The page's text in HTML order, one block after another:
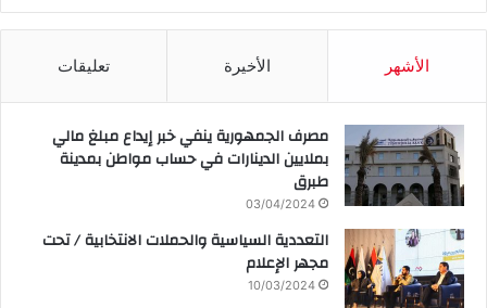
الأشهر الأخيرة تعليقات
مصرف الجمهورية ينفي خبر إيداع مبلغ مالي
بملايين الدينارات في حساب مواطن بمدينة
طبرق
03/04/2024
التعددية السياسية والحملات الانتخابية / تحت
مجهر الإعلام
10/03/2024